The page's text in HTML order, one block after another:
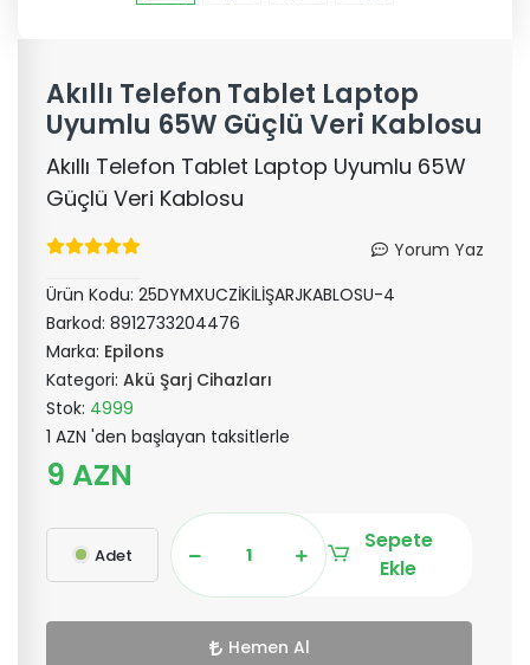
Akıllı Telefon Tablet Laptop
Uyumlu 65W Güçlü Veri Kablosu
Akıllı Telefon Tablet Laptop Uyumlu 65W
Güçlü Veri Kablosu
Yorum Yaz
Ürün Kodu: 25DYMXUCZİKİLİŞARJKABLOSU-4
Barkod: 8912733204476
Marka: Epilons
Kategori: Akü Şarj Cihazları
Stok: 4999
1 AZN 'den başlayan taksitlerle
9 AZN
Adet
Sepete
Ekle
Hemen Al